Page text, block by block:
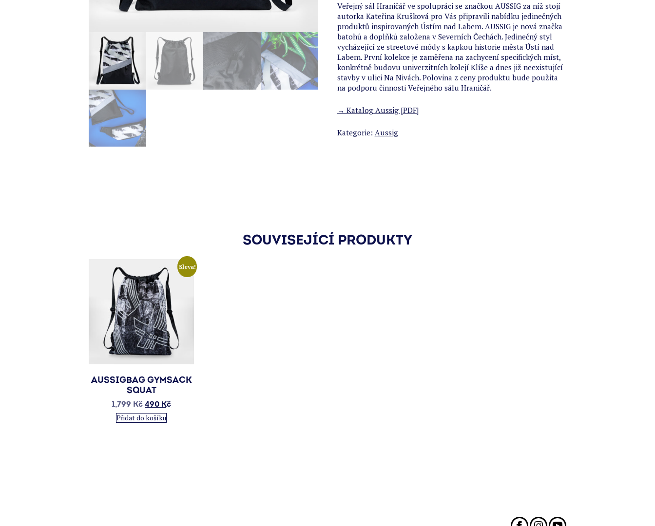
Veřejný sál Hraničář ve spolupráci se značkou AUSSIG za níž stojí
autorka Kateřina Krušková pro Vás připravili nabídku jedinečných
produktů inspirovaných Ústím nad Labem. AUSSIG je nová značka
batohů a doplňků založena v Severních Čechách. Jedinečný styl
vycházející ze streetové módy s kapkou historie města Ústí nad
Labem. První kolekce je zaměřena na zachycení specifických míst,
konkrétně budovu univerzitních kolejí Klíše a dnes již neexistující
stavby v ulici Na Nivách. Polovina z ceny produktu bude použita
na podporu činnosti Veřejného sálu Hraničář.
→ Katalog Aussig [PDF]
Kategorie: Aussig
SOUVISEJÍCÍ PRODUKTY
Sleva!
AUSSIGBAG GYMSACK
SQUAT
1,799Kč Původní
cena
byla:
490 KčAktuální
Přidat do košíku